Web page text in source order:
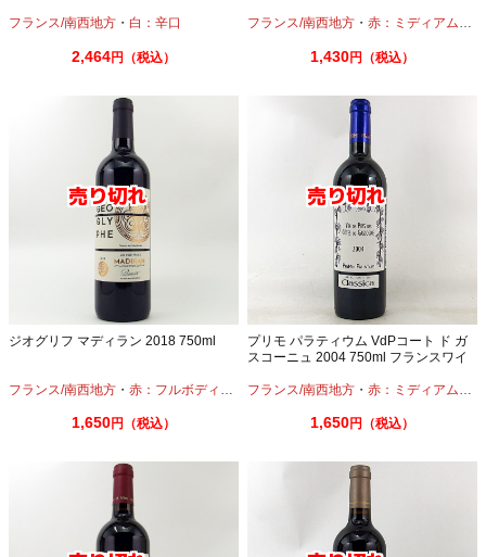
フランス/南西地方 ・ 白：辛口
2,464円（税込）
フランス/南西地方 ・赤：ミディアムボディ
1,430円（税込）
ジオグリフ マディラン 2018 750ml
フランス/南西地方 ・ 赤：フルボディ カベルネ ・タナ
1,650円（税込）
プリモ パラティウム VdPコート ド ガ
スコーニュ 2004 750ml フランスワイ
フランス/南西地方 ・赤：ミディアムボディ
1,650円（税込）